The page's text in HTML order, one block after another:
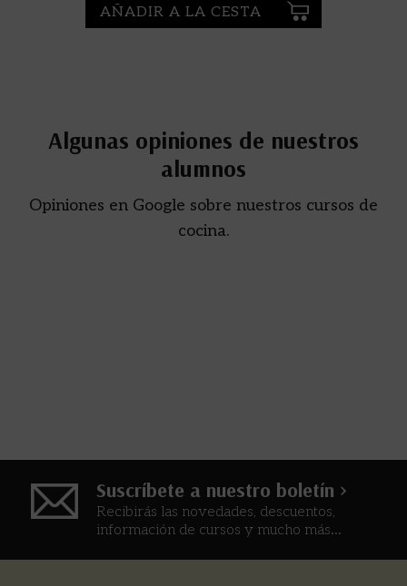
AÑADIR A LA CESTA
Algunas opiniones de nuestros
alumnos
Opiniones en Google sobre nuestros cursos de
cocina.
Suscríbete a nuestro boletín >
Recibirás las novedades, descuentos,
información de cursos y mucho más...